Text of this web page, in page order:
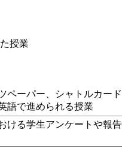
授業
ペーパー、シャトルカード
語で進められる授業
ける学生アンケートや報